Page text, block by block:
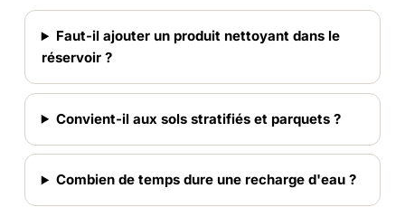
Faut-il ajouter un produit nettoyant dans le
réservoir ?
Convient-il aux sols stratifiés et parquets ?
Combien de temps dure une recharge d'eau ?